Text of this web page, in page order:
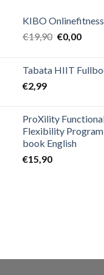
KIBO Onlinefitness
€19,90 €0,00
Tabata HIIT
€2,99
ProXility
Flexibility
book English
€15,90